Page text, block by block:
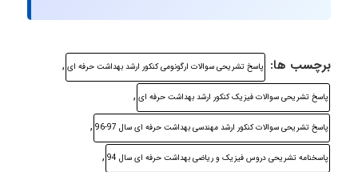
برچسب ها: پاسخ تشریحی سوالات ارگونومی کنکور ارشد بهداشت حرفه ای ,
پاسخ تشریحی سوالات فیزیک کنکور ارشد بهداشت حرفه ای ,
پاسخ تشریحی سوالات کنکور ارشد مهندسی بهداشت حرفه ای سال 97-96 ,
پاسخنامه تشریحی دروس فیزیک و ریاضی بهداشت حرفه ای سال 94 ,